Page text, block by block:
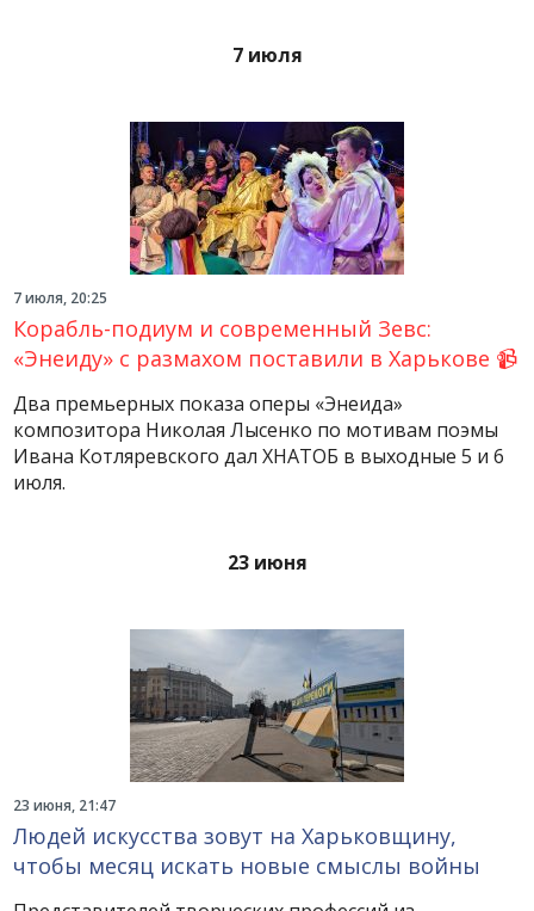
7 июля
7 июля, 20:25
Корабль-подиум и современный Зевс:
«Энеиду» с размахом поставили в Харькове 📹
Два премьерных показа оперы «Энеида»
композитора Николая Лысенко по мотивам поэмы
Ивана Котляревского дал ХНАТОБ в выходные 5 и 6
июля.
23 июня
23 июня, 21:47
Людей искусства зовут на Харьковщину,
чтобы месяц искать новые смыслы войны